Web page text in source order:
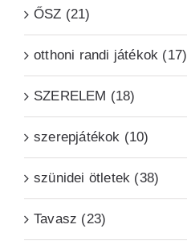
ŐSZ (21)
otthoni randi játékok (17)
SZERELEM (18)
szerepjátékok (10)
szünidei ötletek (38)
Tavasz (23)